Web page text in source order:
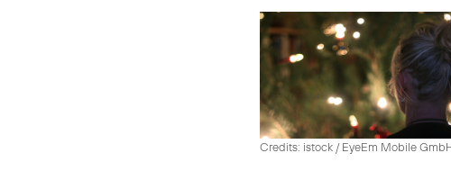
Credits: istock / EyeEm Mobile